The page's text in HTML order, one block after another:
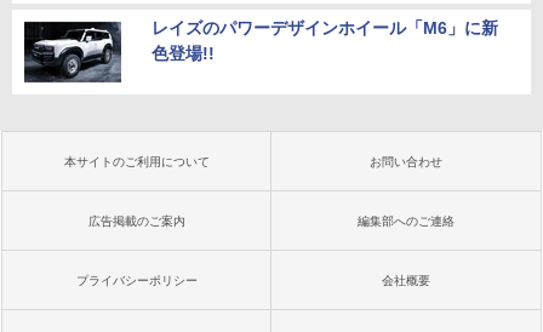
レイズのパワーデザインホイール「M6」に新
色登場!!
本サイトのご利用について お問い合わせ
広告掲載のご案内 編集部へのご連絡
プライバシーポリシー 会社概要